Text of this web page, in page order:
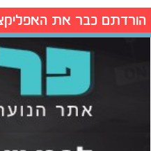
הורדתם כבר את